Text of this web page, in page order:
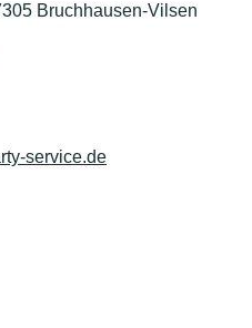
Bruchhausen-Vilsen
service.de